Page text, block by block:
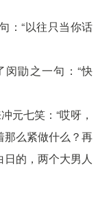
：“以往只当你话
勖之一句：“快
元七笑：“哎呀，
那么紧做什么？再
的，两个大男人